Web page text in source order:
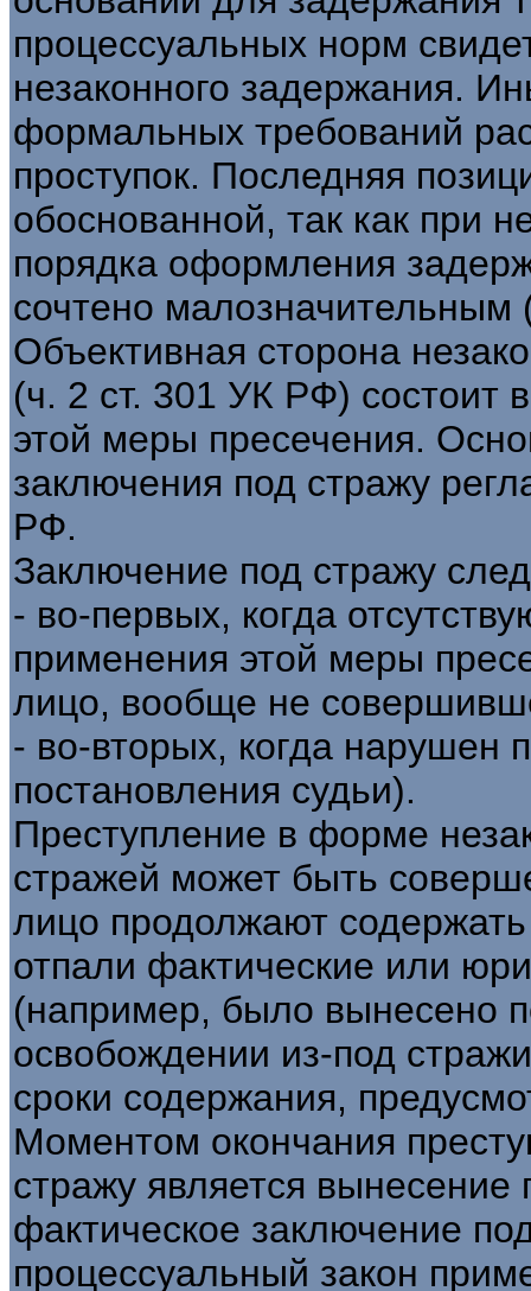
процессуальных норм
незаконного задержания.
формальных требований
проступок. Последняя
обоснованной, так как при
порядка оформления
сочтено малозначительным
Объективная сторона
(ч. 2 ст. 301 УК РФ) состоит
этой меры пресечения.
заключения под стражу
РФ.
Заключение под стражу
- во-первых, когда
применения этой меры
лицо, вообще не
- во-вторых, когда нарушен
постановления судьи).
Преступление в форме
стражей может быть
лицо продолжают
отпали фактические или
(например, было вынесено
освобождении из-под
сроки содержания,
Моментом окончания
стражу является
фактическое заключение
процессуальный закон